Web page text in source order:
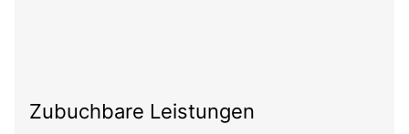
Zubuchbare Leistungen